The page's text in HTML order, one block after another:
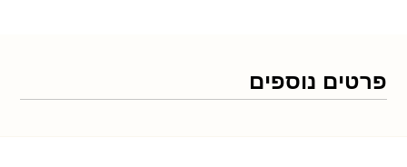
פרטים נוספים